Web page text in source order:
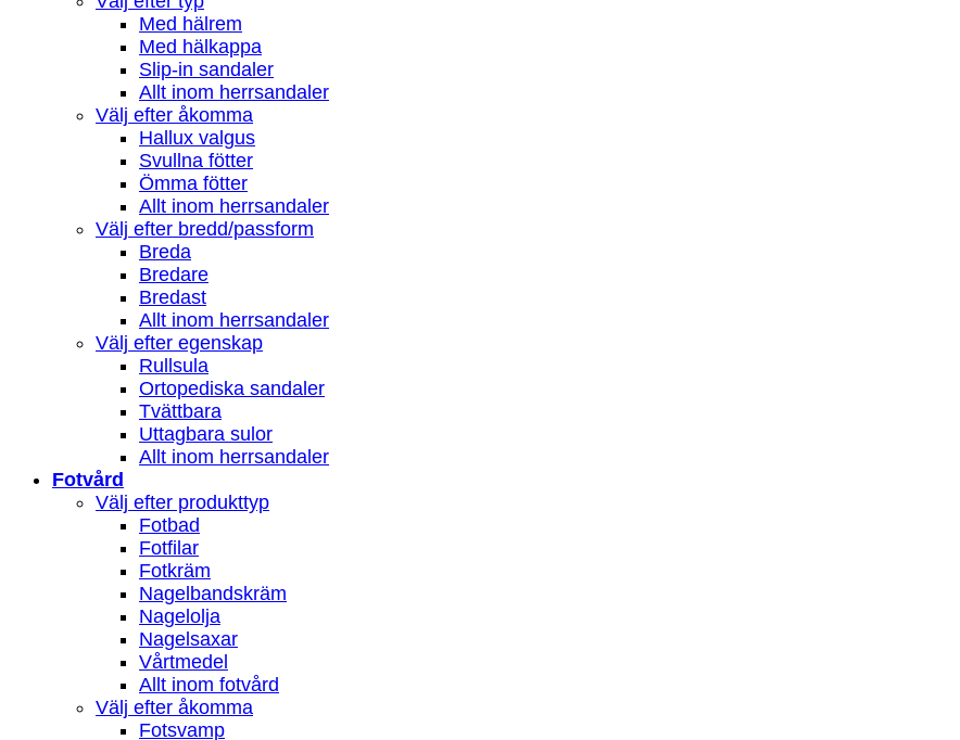
Med hälrem
Med hälkappa
Slip-in sandaler
Allt inom herrsandaler
Välj efter åkomma
Hallux valgus
Svullna fötter
Ömma fötter
Allt inom herrsandaler
Välj efter bredd/passform
Breda
Bredare
Bredast
Allt inom herrsandaler
Välj efter egenskap
Rullsula
Ortopediska sandaler
Tvättbara
Uttagbara sulor
Allt inom herrsandaler
Fotvård
Välj efter produkttyp
Fotbad
Fotfilar
Fotkräm
Nagelbandskräm
Nagelolja
Nagelsaxar
Vårtmedel
Allt inom fotvård
Välj efter åkomma
Fotsvamp